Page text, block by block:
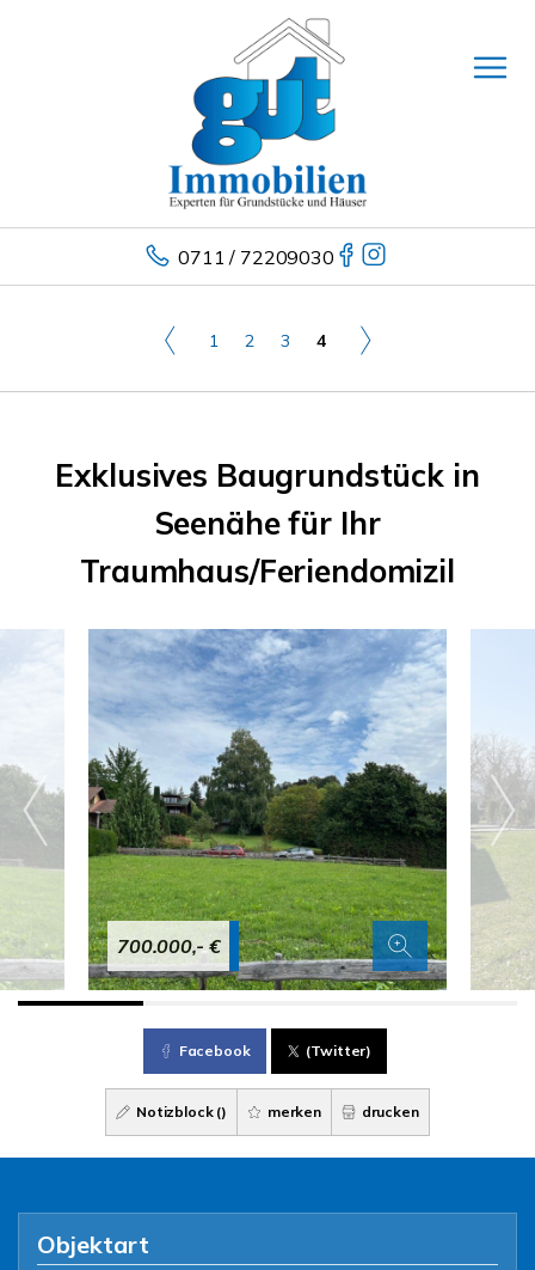
0711 / 72209030
1 2 3 4
Exklusives Baugrundstück in
Seenähe für Ihr
Traumhaus/Feriendomizil
700.000,- €
Facebook (Twitter)
Notizblock () merken drucken
Objektart